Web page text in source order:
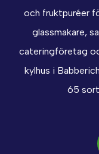
och fruktpuréer
glassmakare,
cateringföretag
kylhus i
65